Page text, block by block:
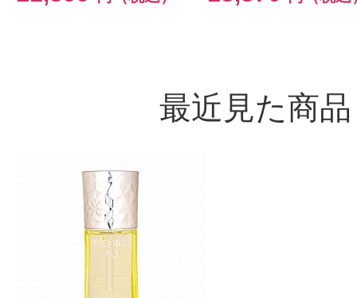
最近見た商品